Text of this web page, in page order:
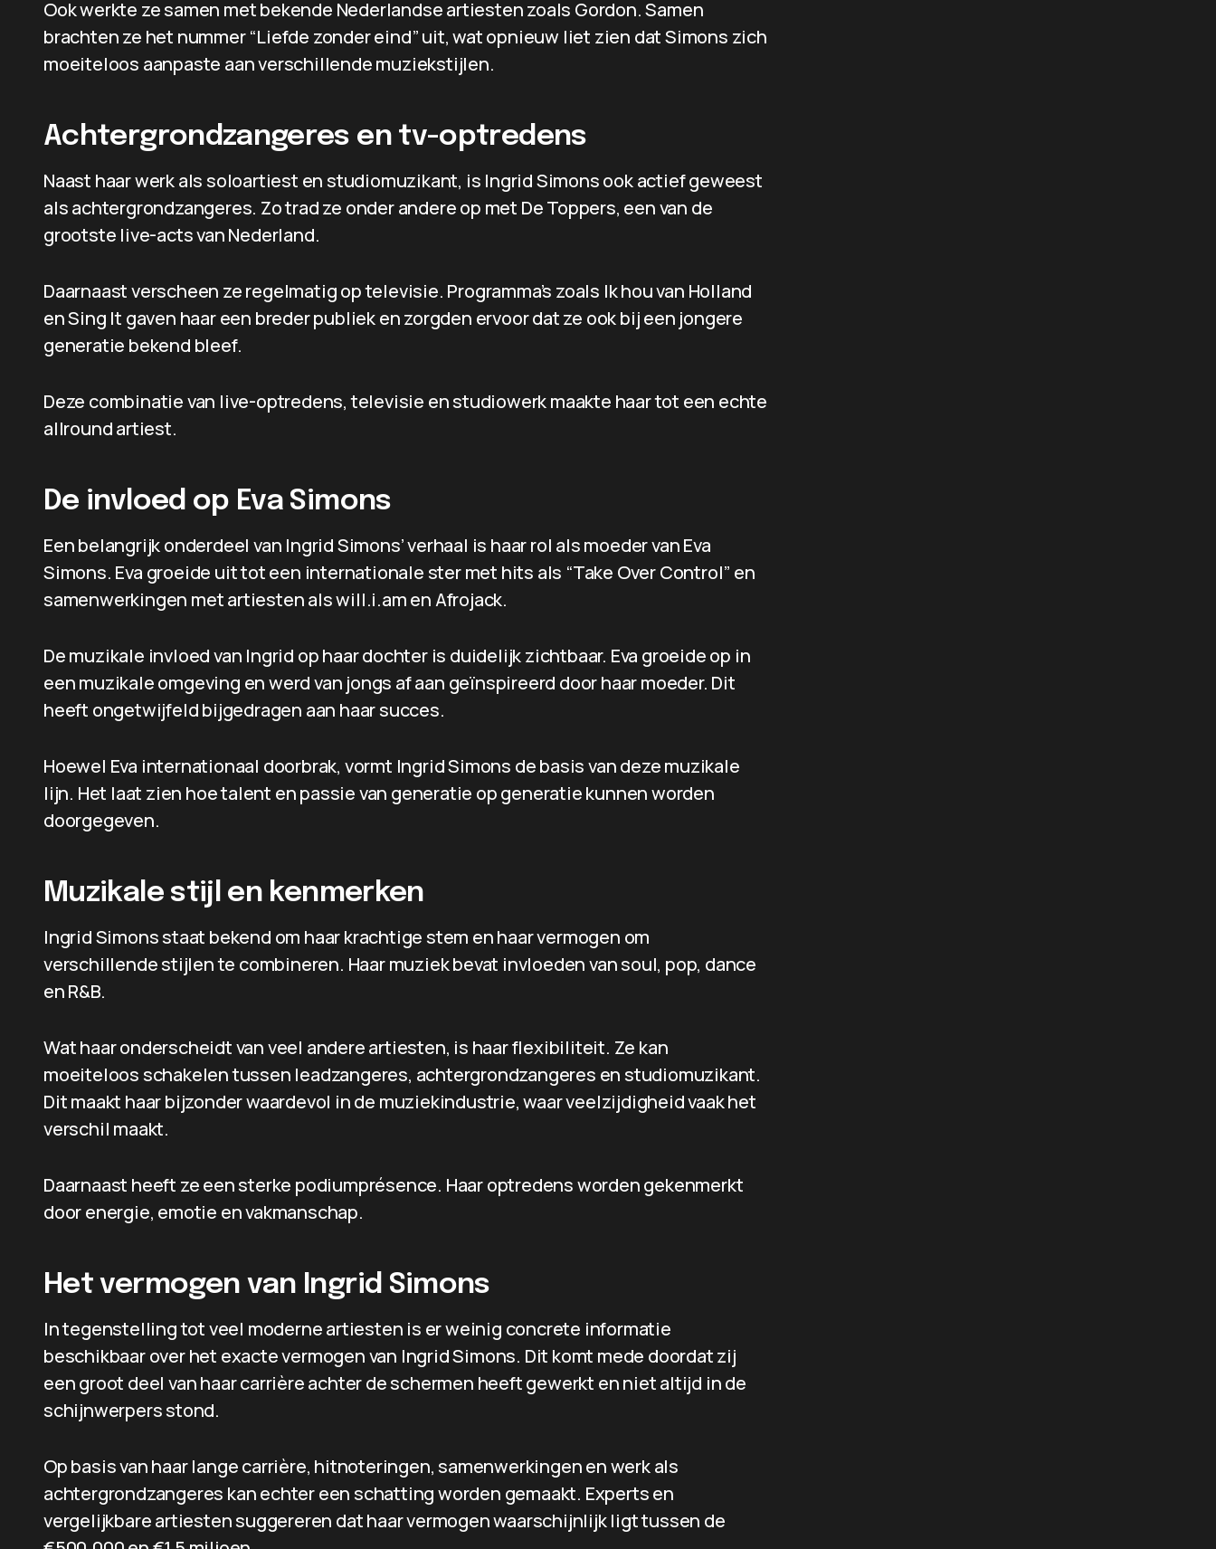
Ook werkte ze samen met bekende Nederlandse artiesten zoals Gordon. Samen
brachten ze het nummer “Liefde zonder eind” uit, wat opnieuw liet zien dat Simons zich
moeiteloos aanpaste aan verschillende muziekstijlen.
Achtergrondzangeres en tv-optredens
Naast haar werk als soloartiest en studiomuzikant, is Ingrid Simons ook actief geweest
als achtergrondzangeres. Zo trad ze onder andere op met De Toppers, een van de
grootste live-acts van Nederland.
Daarnaast verscheen ze regelmatig op televisie. Programma’s zoals Ik hou van Holland
en Sing It gaven haar een breder publiek en zorgden ervoor dat ze ook bij een jongere
generatie bekend bleef.
Deze combinatie van live-optredens, televisie en studiowerk maakte haar tot een echte
allround artiest.
De invloed op Eva Simons
Een belangrijk onderdeel van Ingrid Simons’ verhaal is haar rol als moeder van Eva
Simons. Eva groeide uit tot een internationale ster met hits als “Take Over Control” en
samenwerkingen met artiesten als will.i.am en Afrojack.
De muzikale invloed van Ingrid op haar dochter is duidelijk zichtbaar. Eva groeide op in
een muzikale omgeving en werd van jongs af aan geïnspireerd door haar moeder. Dit
heeft ongetwijfeld bijgedragen aan haar succes.
Hoewel Eva internationaal doorbrak, vormt Ingrid Simons de basis van deze muzikale
lijn. Het laat zien hoe talent en passie van generatie op generatie kunnen worden
doorgegeven.
Muzikale stijl en kenmerken
Ingrid Simons staat bekend om haar krachtige stem en haar vermogen om
verschillende stijlen te combineren. Haar muziek bevat invloeden van soul, pop, dance
en R&B.
Wat haar onderscheidt van veel andere artiesten, is haar flexibiliteit. Ze kan
moeiteloos schakelen tussen leadzangeres, achtergrondzangeres en studiomuzikant.
Dit maakt haar bijzonder waardevol in de muziekindustrie, waar veelzijdigheid vaak het
verschil maakt.
Daarnaast heeft ze een sterke podiumprésence. Haar optredens worden gekenmerkt
door energie, emotie en vakmanschap.
Het vermogen van Ingrid Simons
In tegenstelling tot veel moderne artiesten is er weinig concrete informatie
beschikbaar over het exacte vermogen van Ingrid Simons. Dit komt mede doordat zij
een groot deel van haar carrière achter de schermen heeft gewerkt en niet altijd in de
schijnwerpers stond.
Op basis van haar lange carrière, hitnoteringen, samenwerkingen en werk als
achtergrondzangeres kan echter een schatting worden gemaakt. Experts en
vergelijkbare artiesten suggereren dat haar vermogen waarschijnlijk ligt tussen de